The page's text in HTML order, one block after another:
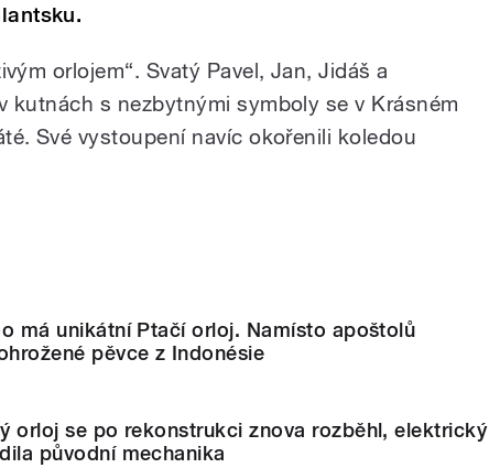
orlojem“. Svatý Pavel, Jan, Jidáš a
kutnách s nezbytnými symboly se v Krásném
Své vystoupení navíc okořenili koledou
má unikátní Ptačí orloj. Namísto apoštolů
pěvce z Indonésie
orloj se po rekonstrukci znova rozběhl, elektrický
původní mechanika